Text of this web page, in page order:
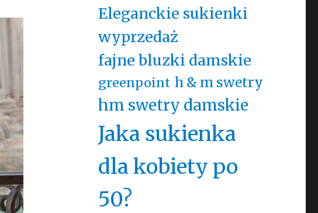
Eleganckie sukienki
wyprzedaż
fajne bluzki damskie
greenpoint h & m swetry
hm swetry damskie
Jaka sukienka
dla kobiety po
50?